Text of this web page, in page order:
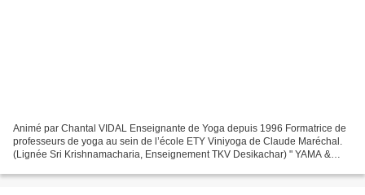
Animé par Chantal VIDAL Enseignante de Yoga depuis 1996 Formatrice de
professeurs de yoga au sein de l’école ETY Viniyoga de Claude Maréchal.
(Lignée Sri Krishnamacharia, Enseignement TKV Desikachar) " YAMA &